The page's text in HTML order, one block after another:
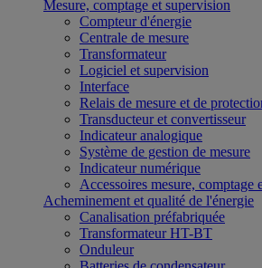
Mesure, comptage et supervision
Compteur d'énergie
Centrale de mesure
Transformateur
Logiciel et supervision
Interface
Relais de mesure et de
Transducteur et convertisseur
Indicateur analogique
Système de gestion de mesure
Indicateur numérique
Accessoires mesure, comptage
Acheminement et qualité de l'énergie
Canalisation préfabriquée
Transformateur HT-BT
Onduleur